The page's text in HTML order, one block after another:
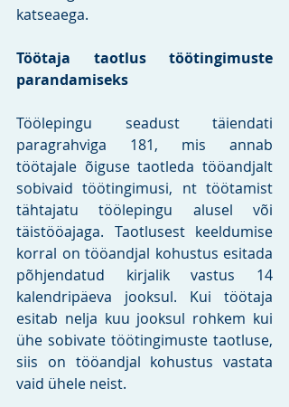
katseaega.
Töötaja taotlus töötingimuste
parandamiseks
Töölepingu seadust täiendati
paragrahviga 181, mis annab
töötajale õiguse taotleda tööandjalt
sobivaid töötingimusi, nt töötamist
tähtajatu töölepingu alusel või
täistööajaga. Taotlusest keeldumise
korral on tööandjal kohustus esitada
põhjendatud kirjalik vastus 14
kalendripäeva jooksul. Kui töötaja
esitab nelja kuu jooksul rohkem kui
ühe sobivate töötingimuste taotluse,
siis on tööandjal kohustus vastata
vaid ühele neist.